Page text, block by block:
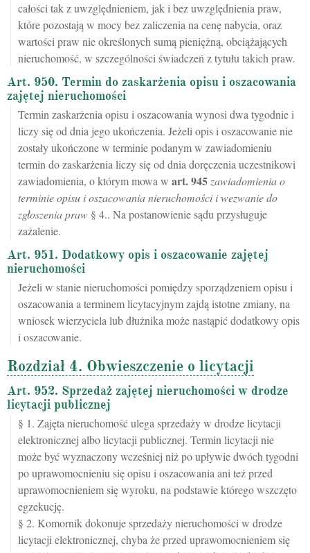
całości tak z uwzględnieniem, jak i bez uwzględnienia praw,
które pozostają w mocy bez zaliczenia na cenę nabycia, oraz
wartości praw nie określonych sumą pieniężną, obciążających
nieruchomość, w szczególności świadczeń z tytułu takich praw.
Art. 950. Termin do zaskarżenia opisu i oszacowania
zajętej nieruchomości
Termin zaskarżenia opisu i oszacowania wynosi dwa tygodnie i
liczy się od dnia jego ukończenia. Jeżeli opis i oszacowanie nie
zostały ukończone w terminie podanym w zawiadomieniu
termin do zaskarżenia liczy się od dnia doręczenia uczestnikowi
zawiadomienia, o którym mowa w art.945 zawiadomienia o
terminie opisu i oszacowania nieruchomości i wezwanie do
zgłoszenia praw § 4.. Na postanowienie sądu przysługuje
zażalenie.
Art. 951. Dodatkowy opis i oszacowanie zajętej
nieruchomości
Jeżeli w stanie nieruchomości pomiędzy sporządzeniem opisu i
oszacowania a terminem licytacyjnym zajdą istotne zmiany, na
wniosek wierzyciela lub dłużnika może nastąpić dodatkowy opis
i oszacowanie.
Rozdział 4. Obwieszczenie o licytacji
Art. 952. Sprzedaż zajętej nieruchomości w drodze
licytacji publicznej
§ 1. Zajęta nieruchomość ulega sprzedaży w drodze licytacji
elektronicznej albo licytacji publicznej. Termin licytacji nie
może być wyznaczony wcześniej niż po upływie dwóch tygodni
po uprawomocnieniu się opisu i oszacowania ani też przed
uprawomocnieniem się wyroku, na podstawie którego wszczęto
egzekucję.
§ 2. Komornik dokonuje sprzedaży nieruchomości w drodze
licytacji elektronicznej, chyba że przed uprawomocnieniem się